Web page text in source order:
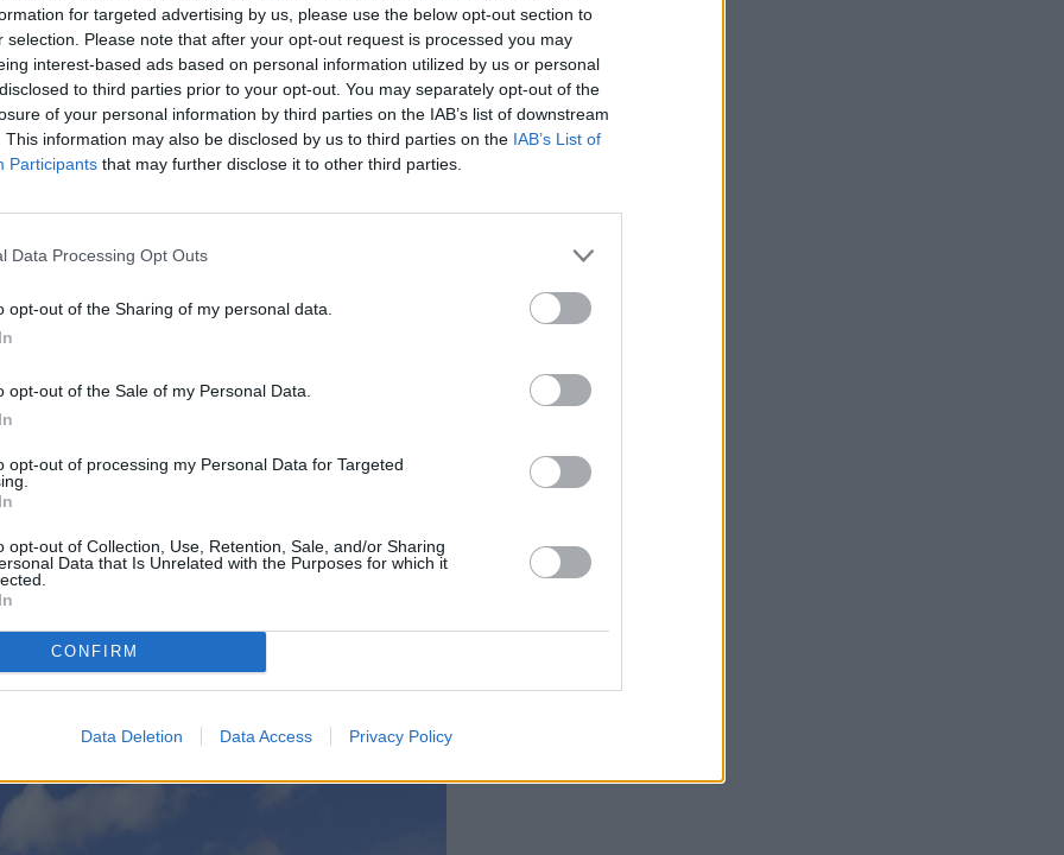
for targeted advertising by us, please use the below opt-out section to
selection. Please note that after your opt-out request is processed you may
interest-based ads based on personal information utilized by us or personal
to third parties prior to your opt-out. You may separately opt-out of the
of your personal information by third parties on the IAB’s list of downstream
This information may also be disclosed by us to third parties on the IAB’s List of
Participants that may further disclose it to other third parties.
Data Processing Opt Outs
opt-out of the Sharing of my personal data.
opt-out of the Sale of my Personal Data.
opt-out of processing my Personal Data for Targeted
opt-out of Collection, Use, Retention, Sale, and/or Sharing
Data that Is Unrelated with the Purposes for which it
CONFIRM
Data Deletion Data Access Privacy Policy
ηΚυριακή Φιλτισάκουπου κάλυψε την
εμφάνιση για την Ελληνίδα πρωταθλήτρια
πρωτάθλημα στα
ΕυρώπηςΑντιγόνη Ντρισμπιώτηπου δεν
για προετοιμασία στην Αυστραλία.
σε 2:53.59 και τρίτος οΚώστας
με 3:13.24. Εγκατέλειψε ηΈφη Κουρκουτσάκη.